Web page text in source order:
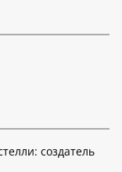
создатель